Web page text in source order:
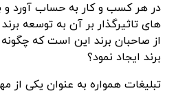
در هر کسب و کار به حساب آورد
های تاثیرگذار بر آن به توسعه
از صاحبان برند این است که
برند ایجاد نمود؟
تبلیغات همواره به عنوان یکی از